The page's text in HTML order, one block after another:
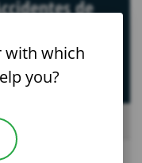
de
with which
you?